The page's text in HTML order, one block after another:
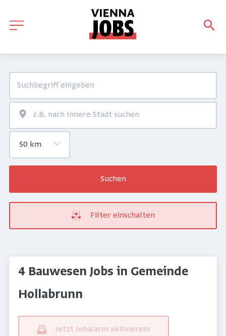
Suchen
Filter einschalten
4 Bauwesen Jobs in Gemeinde
Hollabrunn
Jetzt Jobalarm aktivieren!